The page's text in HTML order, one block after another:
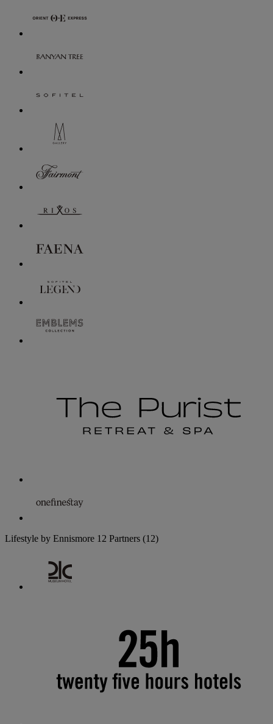
Lifestyle by Ennismore 12 Partners (12)